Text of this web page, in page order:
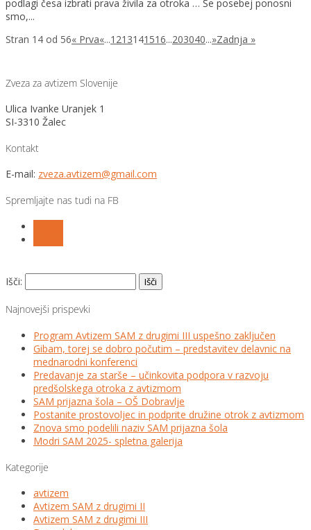
podlagi česa izbrati prava živila za otroka … Še posebej ponosni
smo,...
Stran 14 od 56« Prva«...1213141516...203040...»Zadnja »
Zveza za avtizem Slovenije
Ulica Ivanke Uranjek 1
SI-3310 Žalec
Kontakt
E-mail: zveza.avtizem@gmail.com
Spremljajte nas tudi na FB
Išči:
Najnovejši prispevki
Program Avtizem SAM z drugimi III uspešno zaključen
Gibam, torej se dobro počutim – predstavitev delavnic na
mednarodni konferenci
Predavanje za starše – učinkovita podpora v razvoju
predšolskega otroka z avtizmom
SAM prijazna šola – OŠ Dobravlje
Postanite prostovoljec in podprite družine otrok z avtizmom
Znova smo podelili naziv SAM prijazna šola
Modri SAM 2025- spletna galerija
Kategorije
avtizem
Avtizem SAM z drugimi II
Avtizem SAM z drugimi III